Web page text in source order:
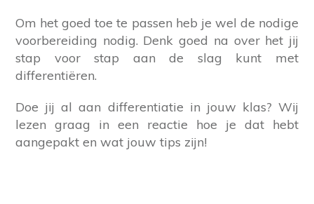
Om het goed toe te passen heb je wel de nodige
voorbereiding nodig. Denk goed na over het jij
stap voor stap aan de slag kunt met
differentiëren.
Doe jij al aan differentiatie in jouw klas? Wij
lezen graag in een reactie hoe je dat hebt
aangepakt en wat jouw tips zijn!